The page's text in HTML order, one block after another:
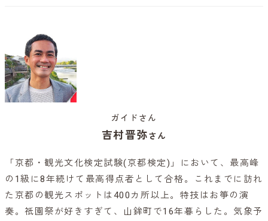
ガイドさん
吉村晋弥さん
「京都・観光文化検定試験(京都検定)」において、最高峰
の1級に8年続けて最高得点者として合格。これまでに訪れ
た京都の観光スポットは400カ所以上。特技はお箏の演
奏。祇園祭が好きすぎて、山鉾町で16年暮らした。気象予